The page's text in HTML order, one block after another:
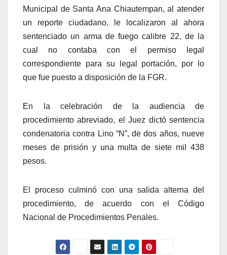
Municipal de Santa Ana Chiautempan, al atender
un reporte ciudadano, le localizaron al ahora
sentenciado un arma de fuego calibre 22, de la
cual no contaba con el permiso legal
correspondiente para su legal portación, por lo
que fue puesto a disposición de la FGR.
En la celebración de la audiencia de
procedimiento abreviado, el Juez dictó sentencia
condenatoria contra Lino “N”, de dos años, nueve
meses de prisión y una multa de siete mil 438
pesos.
El proceso culminó con una salida alterna del
procedimiento, de acuerdo con el Código
Nacional de Procedimientos Penales.